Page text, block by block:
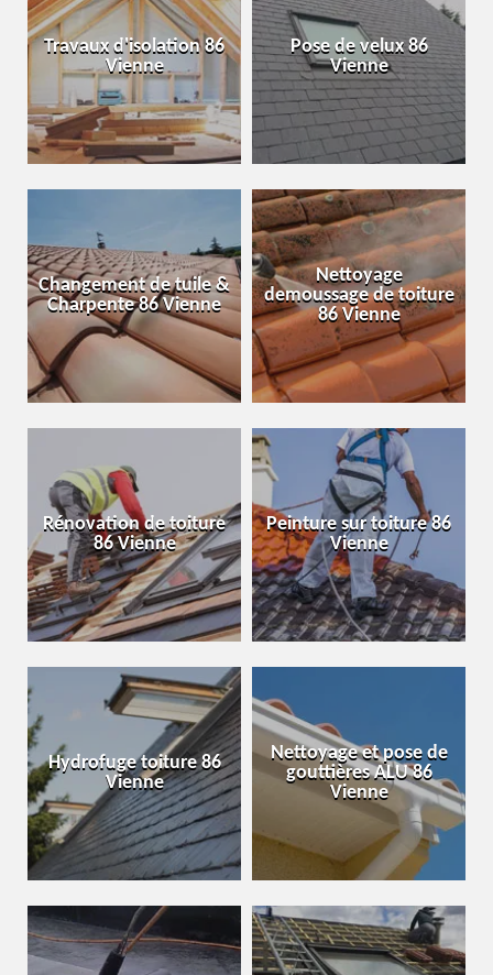
Travaux d'isolation 86
Vienne
Pose de velux 86
Vienne
Changement de tuile &
Charpente 86 Vienne
Nettoyage
demoussage de toiture
86 Vienne
Rénovation de toiture
86 Vienne
Peinture sur toiture 86
Vienne
Hydrofuge toiture 86
Vienne
Nettoyage et pose de
gouttières ALU 86
Vienne